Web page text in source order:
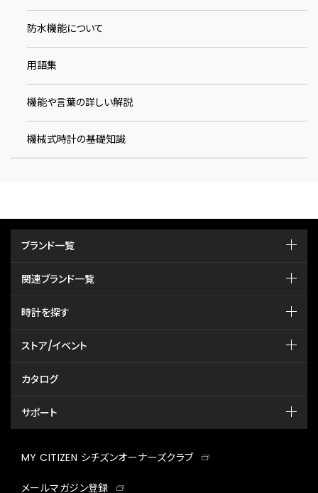
防水機能について
用語集
機能や言葉の詳しい解説
機械式時計の基礎知識
ブランド一覧
関連ブランド一覧
時計を探す
ストア/イベント
カタログ
サポート
MY CITIZEN シチズンオーナーズクラブ
メールマガジン登録